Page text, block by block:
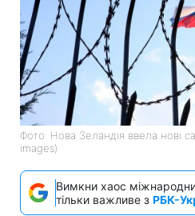
Фото: Нова Зеландія ввела нові
images)
Вимкни хаос
тільки важливе з РБК-